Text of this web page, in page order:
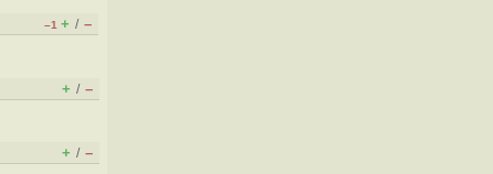
–1 + / –
+ / –
+ / –